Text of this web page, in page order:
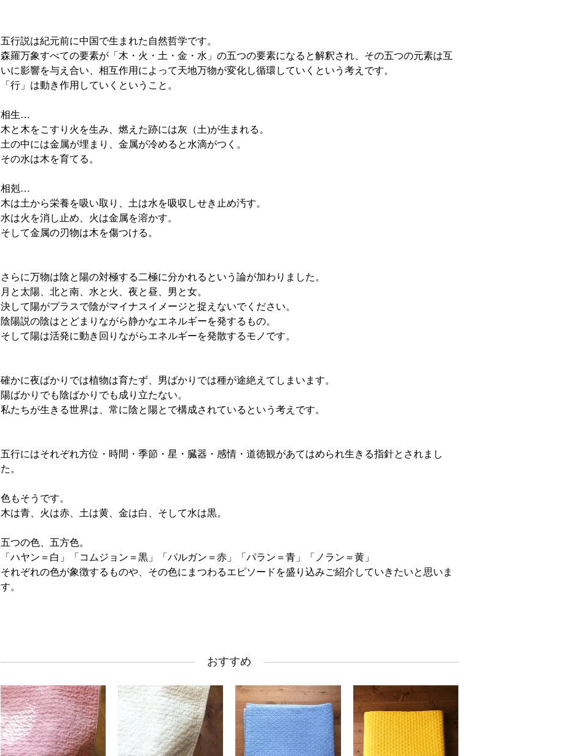
五行説は紀元前に中国で生まれた自然哲学です。
森羅万象すべての要素が「木・火・土・金・水」の五つの要素になると解釈され、その五つの元素は互
いに影響を与え合い、相互作用によって天地万物が変化し循環していくという考えです。
「行」は動き作用していくということ。
相生…
木と木をこすり火を生み、燃えた跡には灰（土)が生まれる。
土の中には金属が埋まり、金属が冷めると水滴がつく。
その水は木を育てる。
相剋…
木は土から栄養を吸い取り、土は水を吸収しせき止め汚す。
水は火を消し止め、火は金属を溶かす。
そして金属の刃物は木を傷つける。
さらに万物は陰と陽の対極する二極に分かれるという論が加わりました。
月と太陽、北と南、水と火、夜と昼、男と女。
決して陽がプラスで陰がマイナスイメージと捉えないでください。
陰陽説の陰はとどまりながら静かなエネルギーを発するもの。
そして陽は活発に動き回りながらエネルギーを発散するモノです。
確かに夜ばかりでは植物は育たず、男ばかりでは種が途絶えてしまいます。
陽ばかりでも陰ばかりでも成り立たない。
私たちが生きる世界は、常に陰と陽とで構成されているという考えです。
五行にはそれぞれ方位・時間・季節・星・臓器・感情・道徳観があてはめられ生きる指針とされまし
た。
色もそうです。
木は青、火は赤、土は黄、金は白、そして水は黒。
五つの色、五方色。
「ハヤン＝白」「コムジョン＝黒」「パルガン＝赤」「パラン＝青」「ノラン＝黄」
それぞれの色が象徴するものや、その色にまつわるエピソードを盛り込みご紹介していきたいと思いま
す。
おすすめ